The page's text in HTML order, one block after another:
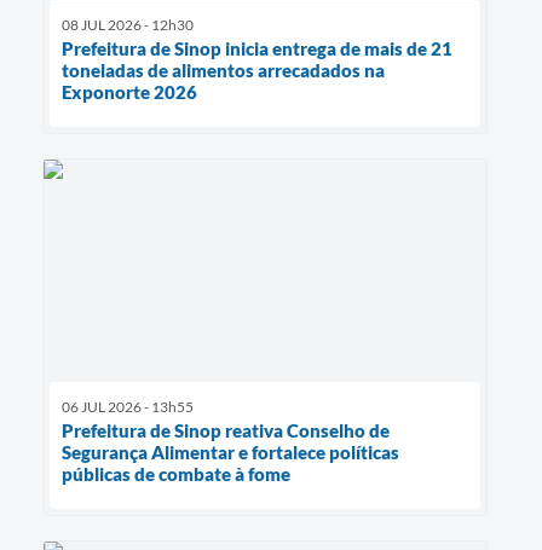
08 JUL 2026 - 12h30
Prefeitura de Sinop inicia entrega de mais de 21
toneladas de alimentos arrecadados na
Exponorte 2026
06 JUL 2026 - 13h55
Prefeitura de Sinop reativa Conselho de
Segurança Alimentar e fortalece políticas
públicas de combate à fome